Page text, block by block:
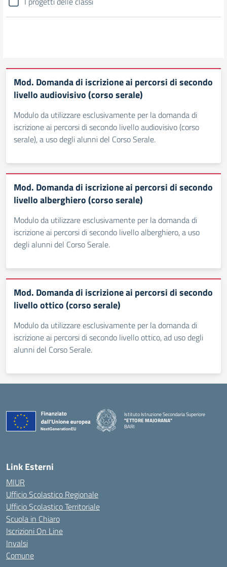
Mod. Domanda di iscrizione ai percorsi di secondo
livello audiovisivo (corso serale)
Modulo da utilizzare esclusivamente per la domanda di
iscrizione ai percorsi di secondo livello audiovisivo (corso
serale), a uso degli alunni del Corso Serale.
Mod. Domanda di iscrizione ai percorsi di secondo
livello alberghiero (corso serale)
Modulo da utilizzare esclusivamente per la domanda di
iscrizione ai percorsi di secondo livello alberghiero, a uso
degli alunni del Corso Serale.
Mod. Domanda di iscrizione ai percorsi di secondo
livello ottico (corso serale)
Modulo da utilizzare esclusivamente per la domanda di
iscrizione ai percorsi di secondo livello ottico, ad uso degli
alunni del Corso Serale.
Istituto Istruzione Secondaria Superiore
"ETTORE MAJORANA"
BARI
Link Esterni
MIUR
Ufficio Scolastico Regionale
Ufficio Scolastico Territoriale
Scuola in Chiaro
Iscrizioni On Line
Invalsi
Comune